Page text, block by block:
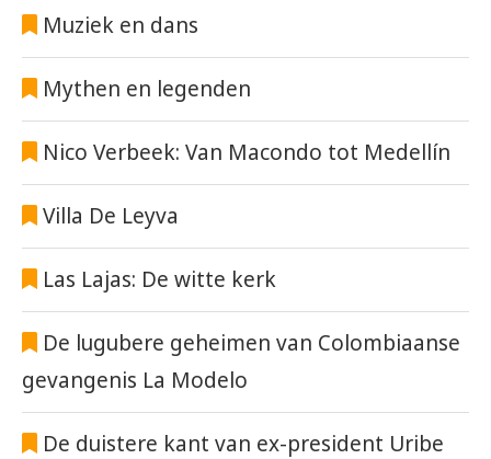
Muziek en dans
Mythen en legenden
Nico Verbeek: Van Macondo tot Medellín
Villa De Leyva
Las Lajas: De witte kerk
De lugubere geheimen van Colombiaanse
gevangenis La Modelo
De duistere kant van ex-president Uribe